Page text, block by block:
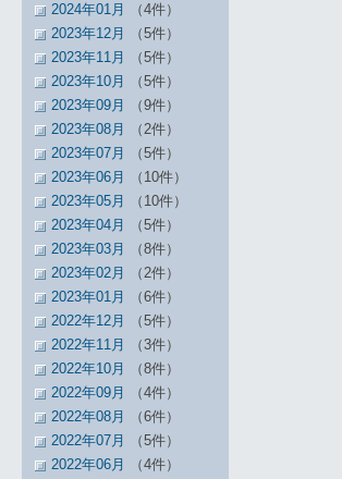
2024年01月
（4件）
2023年12月
（5件）
2023年11月
（5件）
2023年10月
（5件）
2023年09月
（9件）
2023年08月
（2件）
2023年07月
（5件）
2023年06月
（10件）
2023年05月
（10件）
2023年04月
（5件）
2023年03月
（8件）
2023年02月
（2件）
2023年01月
（6件）
2022年12月
（5件）
2022年11月
（3件）
2022年10月
（8件）
2022年09月
（4件）
2022年08月
（6件）
2022年07月
（5件）
2022年06月
（4件）